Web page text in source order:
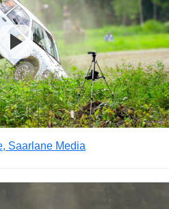
Saarlane Media